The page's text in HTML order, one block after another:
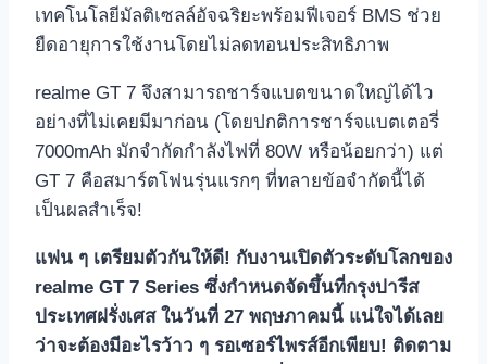
เทคโนโลยีมัลติเซลล์อัจฉริยะพร้อมฟีเจอร์ BMS ช่วย
ยืดอายุการใช้งานโดยไม่ลดทอนประสิทธิภาพ
realme GT 7 จึงสามารถชาร์จแบตขนาดใหญ่ได้ไว
อย่างที่ไม่เคยมีมาก่อน (โดยปกติการชาร์จแบตเตอรี่
7000mAh มักจำกัดกำลังไฟที่ 80W หรือน้อยกว่า) แต่
GT 7 คือสมาร์ตโฟนรุ่นแรกๆ ที่ทลายข้อจำกัดนี้ได้
เป็นผลสำเร็จ!
แฟน ๆ เตรียมตัวกันให้ดี! กับงานเปิดตัวระดับโลกของ
realme GT 7 Series ซึ่งกำหนดจัดขึ้นที่กรุงปารีส
ประเทศฝรั่งเศส ในวันที่ 27 พฤษภาคมนี้ แน่ใจได้เลย
ว่าจะต้องมีอะไรว้าว ๆ รอเซอร์ไพรส์อีกเพียบ! ติดตาม